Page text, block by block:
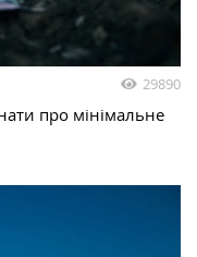
29890
про мінімальне